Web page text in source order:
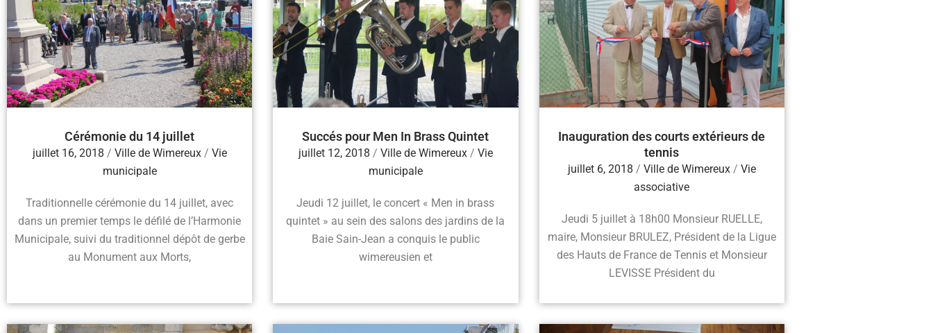
Cérémonie du 14 juillet
juillet 16, 2018 / Ville de Wimereux / Vie
municipale
Traditionnelle cérémonie du 14 juillet, avec
dans un premier temps le défilé de l’Harmonie
Municipale, suivi du traditionnel dépôt de gerbe
au Monument aux Morts,
Succés pour Men In Brass Quintet
juillet 12, 2018 / Ville de Wimereux / Vie
municipale
Jeudi 12 juillet, le concert « Men in brass
quintet » au sein des salons des jardins de la
Baie Sain-Jean a conquis le public
wimereusien et
Inauguration des courts extérieurs de
tennis
juillet 6, 2018 / Ville de Wimereux / Vie
associative
Jeudi 5 juillet à 18h00 Monsieur RUELLE,
maire, Monsieur BRULEZ, Président de la Ligue
des Hauts de France de Tennis et Monsieur
LEVISSE Président du